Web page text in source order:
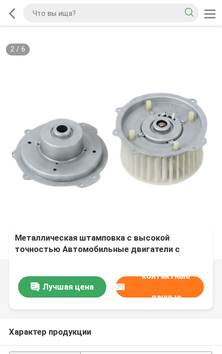
2/ 6
Металлическая штамповка с высокой
точностью Автомобильные двигатели с
Лучшая цена
контактные
данные
Характер продукции